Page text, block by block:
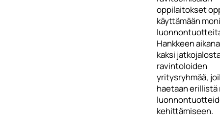
oppilaitokset
käyttämään
Hankkeen
kaksi
ravintoloiden
yritysryhmää,
haetaan
kehittämiseen.